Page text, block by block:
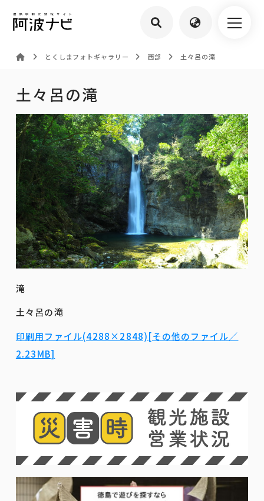
とくしまフォトギャラリー 西部 土々呂の滝
土々呂の滝
滝
土々呂の滝
印刷用ファイル(4288×2848)[その他のファイル／
2.23MB]